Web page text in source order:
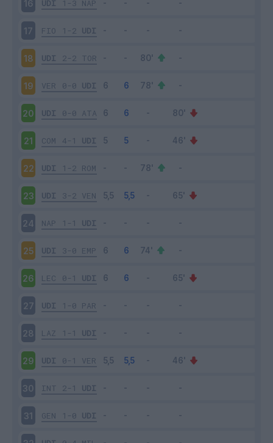
16 UDI 1-3 NAP
17 FIO 1-2 UDI
18 UDI 2-2 TOR
19 VER 0-0 UDI
20 UDI 0-0 ATA
21 COM 4-1 UDI
22 UDI 1-2 ROM
23 UDI 3-2 VEN
24 NAP 1-1 UDI
25 UDI 3-0 EMP
26 LEC 0-1 UDI
27 UDI 1-0 PAR
28 LAZ 1-1 UDI
29 UDI 0-1 VER
30 INT 2-1 UDI
31 GEN 1-0 UDI